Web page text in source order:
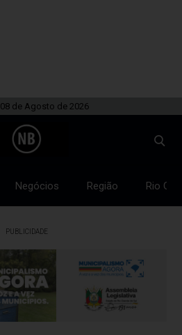
de Agosto de 2026
Negócios Região Rio
PUBLICIDADE